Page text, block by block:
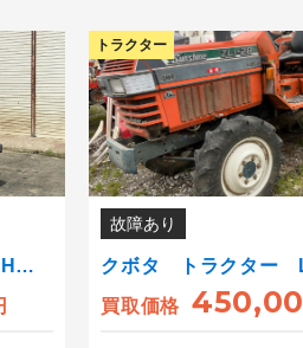
トラクター
故障あり
クボタ トラクター
買取価格